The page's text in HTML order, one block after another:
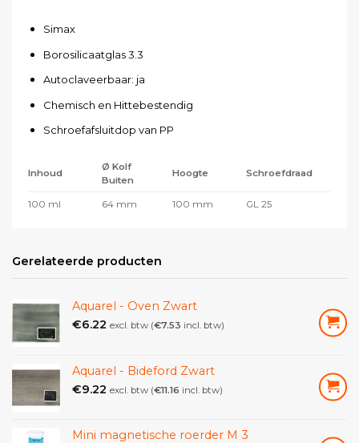
Simax
Borosilicaatglas 3.3
Autoclaveerbaar: ja
Chemisch en Hittebestendig
Schroefafsluitdop van PP
Inhoud
Ø Kolf
Buiten
Hoogte Schroefdraad
100 ml 64 mm 100 mm GL 25
1000 ml 131 mm 215 mm GL 32
Gerelateerde producten
Aquarel - Oven Zwart
€6.22 excl. btw (€7.53 incl. btw)
Aquarel - Bideford Zwart
€9.22 excl. btw (€11.16 incl. btw)
Mini magnetische roerder M 3